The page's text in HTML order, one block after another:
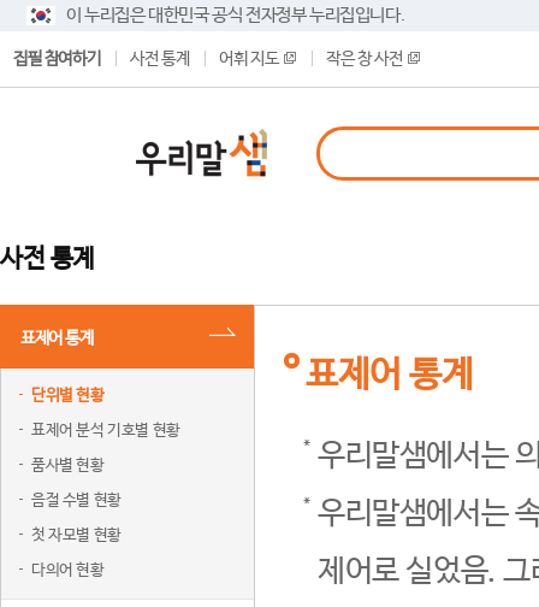
이 누리집은 대한민국 공식 전자정부 누리집입니다.
집필 참여하기 사전 통계 어휘 지도 작은 창 사전
사전 통계
표제어 통계
단위별 현황
표제어 분석 기호별 현황
품사별 현황
음절 수별 현황
첫 자모별 현황
다의어 현황
표제어 통계
우리말샘에서는
우리말샘에서는
제어로 실었음.